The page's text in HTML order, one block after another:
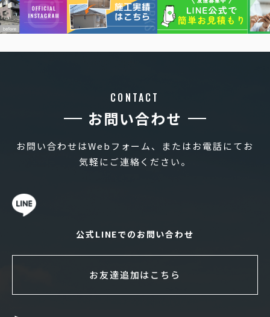
CONTACT
お問い合わせ
お問い合わせはWebフォーム、またはお電話にてお
気軽にご連絡ください。
公式LINEでのお問い合わせ
お友達追加はこちら